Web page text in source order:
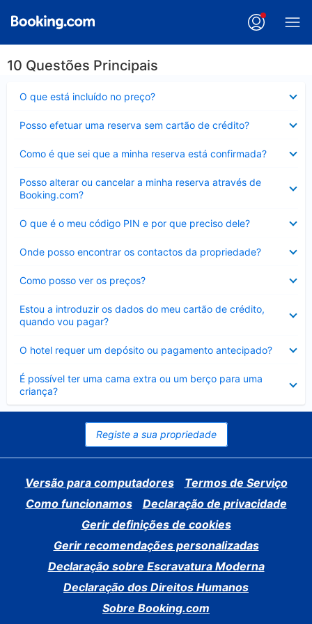
10 Questões Principais
O que está incluído no preço?
fechado
Posso efetuar uma reserva sem cartão de crédito?
fechado
Como é que sei que a minha reserva está confirmada?
fechado
Posso alterar ou cancelar a minha reserva através de
Booking.com?
fechado
O que é o meu código PIN e por que preciso dele?
fechado
Onde posso encontrar os contactos da propriedade?
fechado
Como posso ver os preços?
fechado
Estou a introduzir os dados do meu cartão de crédito,
quando vou pagar?
fechado
O hotel requer um depósito ou pagamento antecipado?
fechado
É possível ter uma cama extra ou um berço para uma
criança?
Elemento
fechado
Registe a sua propriedade
Versão para computadores
Termos de Serviço
Como funcionamos
Declaração de privacidade
Gerir definições de cookies
Gerir recomendações personalizadas
Declaração sobre Escravatura Moderna
Declaração dos Direitos Humanos
Sobre Booking.com